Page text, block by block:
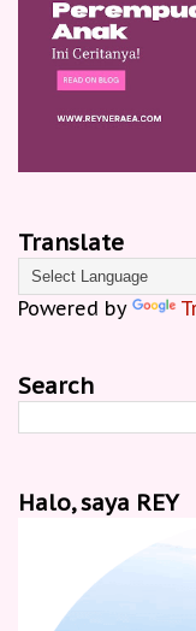
Translate
Powered by
Search
Halo, saya REY